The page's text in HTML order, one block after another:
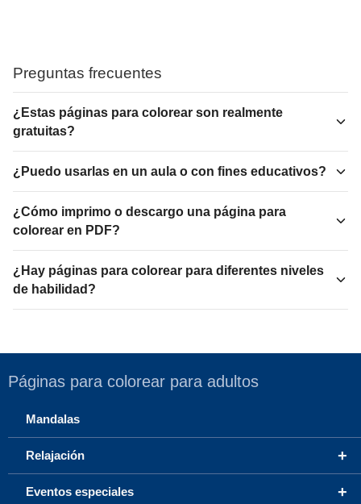
Preguntas frecuentes
¿Estas páginas para colorear son realmente
gratuitas?
¿Puedo usarlas en un aula o con fines educativos?
¿Cómo imprimo o descargo una página para
colorear en PDF?
¿Hay páginas para colorear para diferentes niveles
de habilidad?
Páginas para colorear para adultos
Mandalas
+
Relajación
+
Eventos especiales